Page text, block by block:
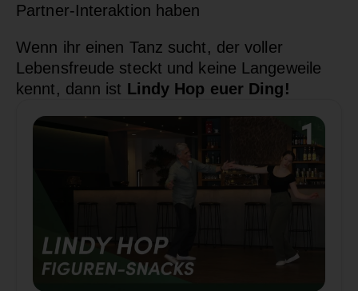
Partner-Interaktion haben
Wenn ihr einen Tanz sucht, der voller
Lebensfreude steckt und keine Langeweile
kennt, dann ist Lindy Hop euer Ding!